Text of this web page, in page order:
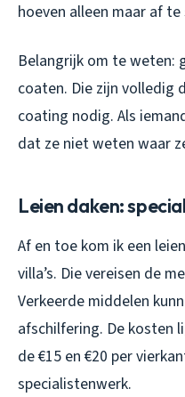
hoeven alleen maar af te
Belangrijk om te weten:
coaten. Die zijn volledig
coating nodig. Als
dat ze niet weten waar
Leien daken:
Af en toe kom ik een
villa’s. Die vereisen de
Verkeerde middelen
afschilfering. De kosten
de €15 en €20 per
specialistenwerk.